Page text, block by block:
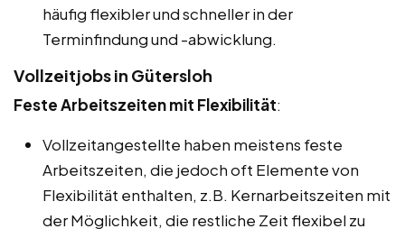
häufig flexibler und schneller in der
Terminfindung und -abwicklung.
Vollzeitjobs in Gütersloh
Feste Arbeitszeiten mit Flexibilität:
Vollzeitangestellte haben meistens feste
Arbeitszeiten, die jedoch oft Elemente von
Flexibilität enthalten, z.B. Kernarbeitszeiten mit
der Möglichkeit, die restliche Zeit flexibel zu